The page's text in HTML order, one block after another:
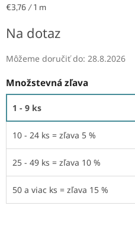
Jednotková
€3,76 / 1 m
Na dotaz
Môžeme doručiť do: 28.8.2026
Množstevná zľava
1 - 9 ks
10 - 24 ks = zľava 5 %
25 - 49 ks = zľava 10 %
50 a viac ks = zľava 15 %